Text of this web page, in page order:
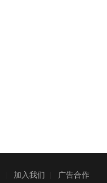
加入我们 广告合作